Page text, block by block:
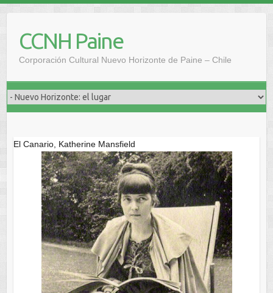
contenidoCCNH Paine
Corporación Cultural Nuevo Horizonte de Paine – Chile
El Canario, Katherine Mansfield